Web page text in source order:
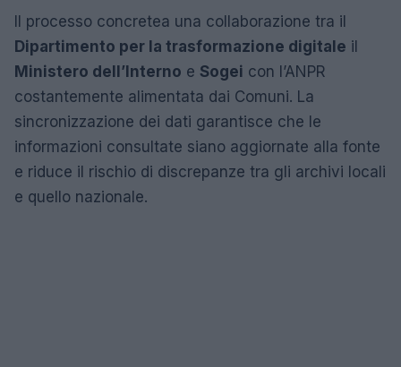
Il processo concretea una collaborazione tra il
Dipartimento per la trasformazione digitale il
Ministero dell’Interno e Sogei con l’ANPR
costantemente alimentata dai Comuni. La
sincronizzazione dei dati garantisce che le
informazioni consultate siano aggiornate alla fonte
e riduce il rischio di discrepanze tra gli archivi locali
e quello nazionale.